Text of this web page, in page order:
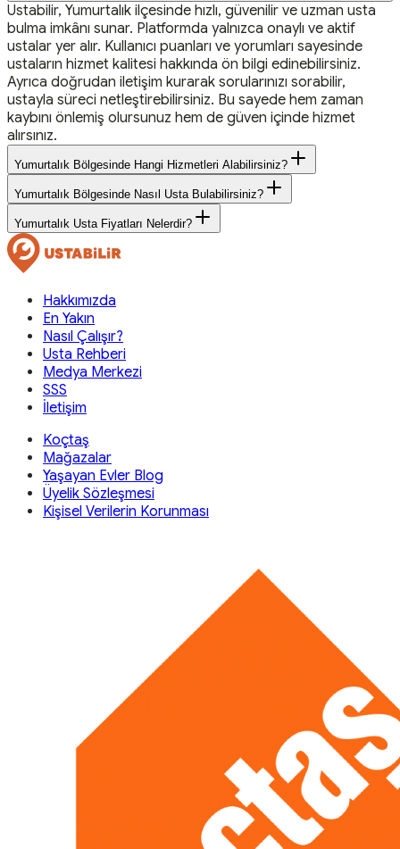
Ustabilir, Yumurtalık ilçesinde hızlı, güvenilir ve uzman usta
bulma imkânı sunar. Platformda yalnızca onaylı ve aktif
ustalar yer alır. Kullanıcı puanları ve yorumları sayesinde
ustaların hizmet kalitesi hakkında ön bilgi edinebilirsiniz.
Ayrıca doğrudan iletişim kurarak sorularınızı sorabilir,
ustayla süreci netleştirebilirsiniz. Bu sayede hem zaman
kaybını önlemiş olursunuz hem de güven içinde hizmet
alırsınız.
Yumurtalık Bölgesinde Hangi Hizmetleri Alabilirsiniz?
Yumurtalık Bölgesinde Nasıl Usta Bulabilirsiniz?
Yumurtalık Usta Fiyatları Nelerdir?
Hakkımızda
En Yakın
Nasıl Çalışır?
Usta Rehberi
Medya Merkezi
SSS
İletişim
Koçtaş
Mağazalar
Yaşayan Evler Blog
Üyelik Sözleşmesi
Kişisel Verilerin Korunması